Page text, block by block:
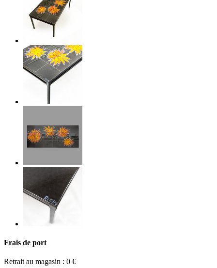
Frais de port
Retrait au magasin : 0 €